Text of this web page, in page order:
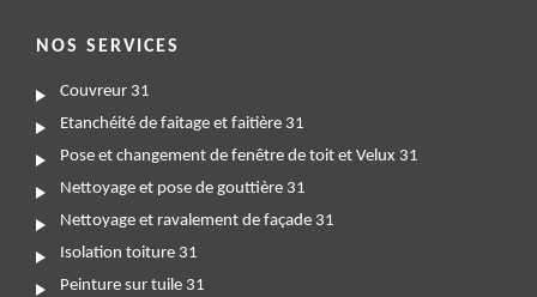
NOS SERVICES
Couvreur 31
Etanchéité de faitage et faitière 31
Pose et changement de fenêtre de toit et Velux 31
Nettoyage et pose de gouttière 31
Nettoyage et ravalement de façade 31
Isolation toiture 31
Peinture sur tuile 31